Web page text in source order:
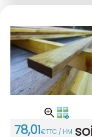
78,01€TTC / HM